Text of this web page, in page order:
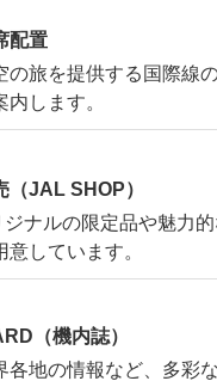
配置
の旅を提供する国際線
内します。
（JAL SHOP）
ナルの限定品や魅力
意しています。
（機内誌）
各地の情報など、多彩